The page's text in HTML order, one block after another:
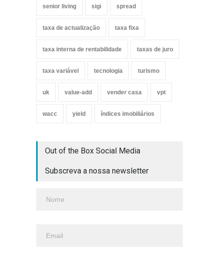
senior living sigi spread
taxa de actualização taxa fixa
taxa interna de rentabilidade taxas de juro
taxa variável tecnologia turismo
uk value-add vender casa vpt
wacc yield índices imobiliários
Out of the Box Social Media
Subscreva a nossa newsletter